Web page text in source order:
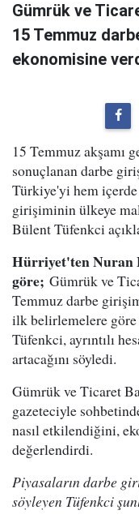
Gümrük ve
15 Temmuz
ekonomisine
15 Temmuz akşamı
sonuçlanan darbe
Türkiye'yi hem içerde
girişiminin ülkeye
Bülent Tüfenkci
Hürriyet'ten Nuran
göre; Gümrük ve
Temmuz darbe
ilk belirlemelere göre
Tüfenkci, ayrıntılı
artacağını söyledi.
Gümrük ve Ticaret
gazeteciyle
nasıl etkilendiğini,
değerlendirdi.
Piyasaların darbe
söyleyen Tüfenkci